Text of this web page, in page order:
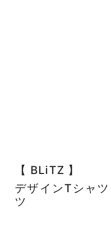
【 BLiTZ 】
デザインTシャ
ツ